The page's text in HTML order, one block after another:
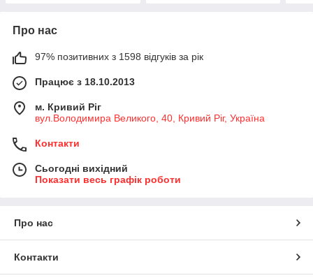
Про нас
97% позитивних з 1598 відгуків за рік
Працює з 18.10.2013
м. Кривий Ріг
вул.Володимира Великого, 40, Кривий Ріг, Україна
Контакти
Сьогодні вихідний
Показати весь графік роботи
Про нас
Контакти